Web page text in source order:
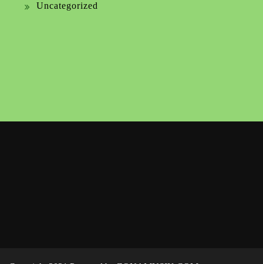
Uncategorized